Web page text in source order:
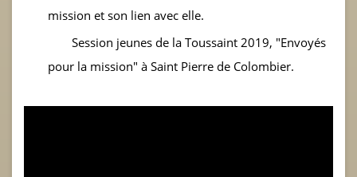
mission et son lien avec elle.
Session jeunes de la Toussaint 2019, "Envoyés
pour la mission" à Saint Pierre de Colombier.